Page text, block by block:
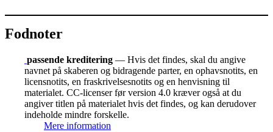
Fodnoter
passende kreditering — Hvis det findes, skal du angive
navnet på skaberen og bidragende parter, en ophavsnotits, en
licensnotits, en fraskrivelsesnotits og en henvisning til
materialet. CC-licenser før version 4.0 kræver også at du
angiver titlen på materialet hvis det findes, og kan derudover
indeholde mindre forskelle.
Mere information